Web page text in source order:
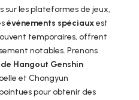
sur les plateformes de jeux,
événements spéciauxest
temporaires, offrent
notables. Prenons
Hangout Genshin
et Chongyun
pour obtenir des